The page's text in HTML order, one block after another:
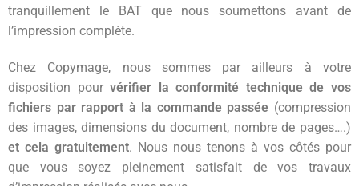
tranquillement le BAT que nous soumettons avant de
l’impression complète.
Chez Copymage, nous sommes par ailleurs à votre
disposition pourvérifier la conformité technique de vos
fichiers par rapport à la commande passée (compression
des images, dimensions du document, nombre de pages….)
et cela gratuitement. Nous nous tenons à vos côtés pour
que vous soyez pleinement satisfait de vos travaux